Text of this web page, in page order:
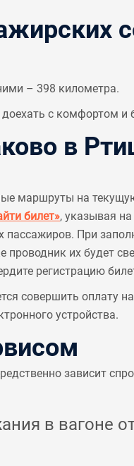
– 398 километра.
с комфортом и
в
маршруты на
билет», указывая
При
их будет
регистрацию
совершить оплату
устройства.
зависит
в вагоне